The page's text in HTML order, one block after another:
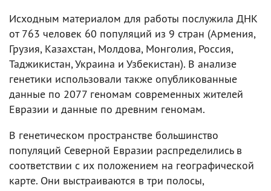
Исходным материалом для работы послужила ДНК
от 763 человек 60 популяций из 9 стран (Армения,
Грузия, Казахстан, Молдова, Монголия, Россия,
Таджикистан, Украина и Узбекистан). В анализе
генетики использовали также опубликованные
данные по 2077 геномам современных жителей
Евразии и данные по древним геномам.
В генетическом пространстве большинство
популяций Северной Евразии распределились в
соответствии с их положением на географической
карте. Они выстраиваются в три полосы,